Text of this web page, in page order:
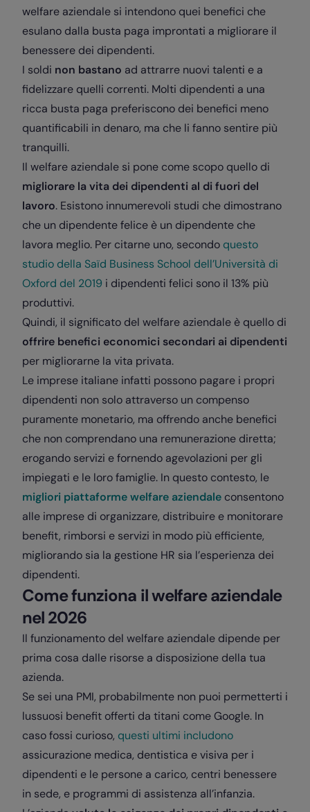
welfare aziendale si intendono quei benefici che
esulano dalla busta paga improntati a migliorare il
benessere dei dipendenti.
I soldi non bastano ad attrarre nuovi talenti e a
fidelizzare quelli correnti. Molti dipendenti a una
ricca busta paga preferiscono dei benefici meno
quantificabili in denaro, ma che li fanno sentire più
tranquilli.
Il welfare aziendale si pone come scopo quello di
migliorare la vita dei dipendenti al di fuori del
lavoro. Esistono innumerevoli studi che dimostrano
che un dipendente felice è un dipendente che
lavora meglio. Per citarne uno, secondo questo
studio della Saïd Business School dell’Università di
Oxford del 2019 i dipendenti felici sono il 13% più
produttivi.
Quindi, il significato del welfare aziendale è quello di
offrire benefici economici secondari ai dipendenti
per migliorarne la vita privata.
Le imprese italiane infatti possono pagare i propri
dipendenti non solo attraverso un compenso
puramente monetario, ma offrendo anche benefici
che non comprendano una remunerazione diretta;
erogando servizi e fornendo agevolazioni per gli
impiegati e le loro famiglie. In questo contesto, le
migliori piattaforme welfare aziendale consentono
alle imprese di organizzare, distribuire e monitorare
benefit, rimborsi e servizi in modo più efficiente,
migliorando sia la gestione HR sia l’esperienza dei
dipendenti.
Come funziona il welfare aziendale
nel 2026
Il funzionamento del welfare aziendale dipende per
prima cosa dalle risorse a disposizione della tua
azienda.
Se sei una PMI, probabilmente non puoi permetterti i
lussuosi benefit offerti da titani come Google. In
caso fossi curioso, questi ultimi includono
assicurazione medica, dentistica e visiva per i
dipendenti e le persone a carico, centri benessere
in sede, e programmi di assistenza all’infanzia.